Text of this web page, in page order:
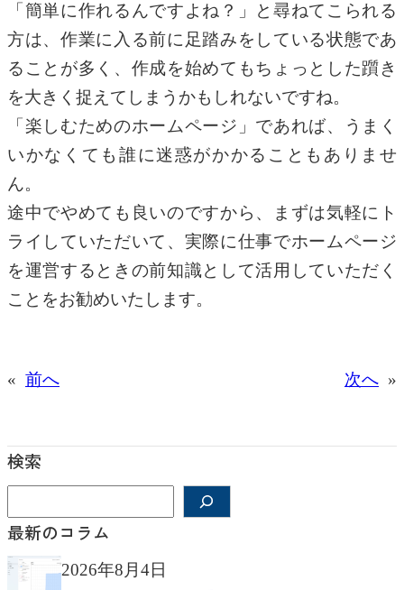
「簡単に作れるんですよね？」と尋ねてこられる
方は、作業に入る前に足踏みをしている状態であ
ることが多く、作成を始めてもちょっとした躓き
を大きく捉えてしまうかもしれないですね。
「楽しむためのホームページ」であれば、うまく
いかなくても誰に迷惑がかかることもありませ
ん。
途中でやめても良いのですから、まずは気軽にト
ライしていただいて、実際に仕事でホームページ
を運営するときの前知識として活用していただく
ことをお勧めいたします。
« 前へ 次へ »
検索
索
最新のコラム
2026年8月4日